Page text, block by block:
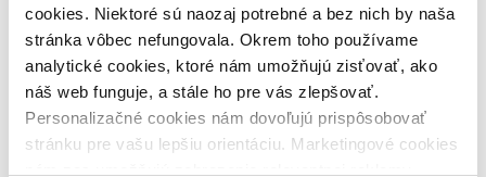
cookies. Niektoré sú naozaj potrebné a bez nich by naša
stránka vôbec nefungovala. Okrem toho používame
analytické cookies, ktoré nám umožňujú zisťovať, ako
náš web funguje, a stále ho pre vás zlepšovať.
Personalizačné cookies nám dovoľujú prispôsobovať
stránku pre vašu lepšiu orientáciu. Marketingové cookies
Bestsellery
Top hodnotené
Najdrahšie
Najlacnejšie
Najvyššia zľava